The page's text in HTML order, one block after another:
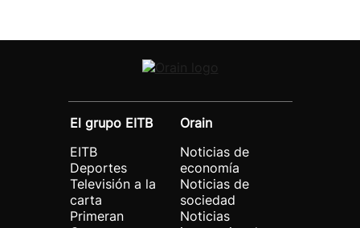
El grupo EITB
EITB
Deportes
Televisión a la
carta
Primeran
Orain
Noticias de
economía
Noticias de
sociedad
Noticias